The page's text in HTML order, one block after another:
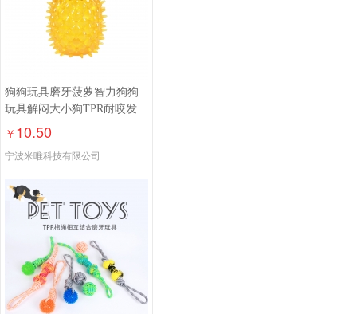
狗狗玩具磨牙菠萝智力狗狗
玩具解闷大小狗TPR耐咬发声
幼犬 仿真玩具
￥ 10.50
宁波米唯科技有限公司